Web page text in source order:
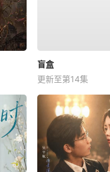
盲盒
更新至第14集